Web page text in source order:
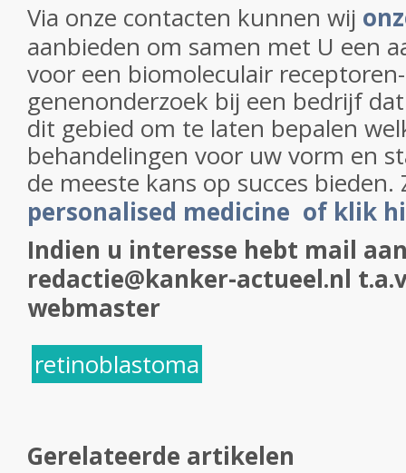
Via onze contacten kunnen wij
aanbieden om samen met U een
voor een biomoleculair
genenonderzoek bij een bedrijf
dit gebied om te laten bepalen
behandelingen voor uw vorm en
de meeste kans op succes
personalised medicine of klik
Indien u interesse hebt mail
redactie@kanker-actueel.nl
webmaster
retinoblastoma
Gerelateerde artikelen